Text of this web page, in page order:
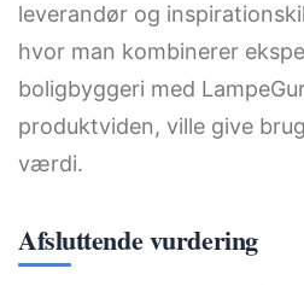
leverandør og
hvor man kombinerer
boligbyggeri med
produktviden, ville give
værdi.
Afsluttende vurdering